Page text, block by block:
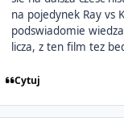
na pojedynek Ray vs
podswiadomie
licza, z ten film tez
Cytuj